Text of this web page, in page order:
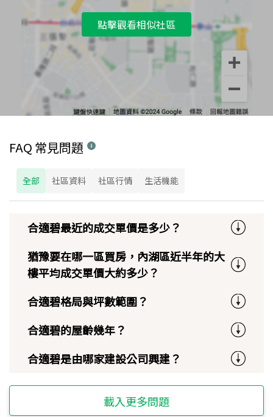
點擊觀看相似社區
FAQ 常見問題
全部 社區資料 社區行情 生活機能
合適碧最近的成交單價是多少？
猶豫要在哪一區買房，內湖區近半年的大
樓平均成交單價大約多少？
合適碧格局與坪數範圍？
合適碧的屋齡幾年？
合適碧是由哪家建設公司興建？
載入更多問題